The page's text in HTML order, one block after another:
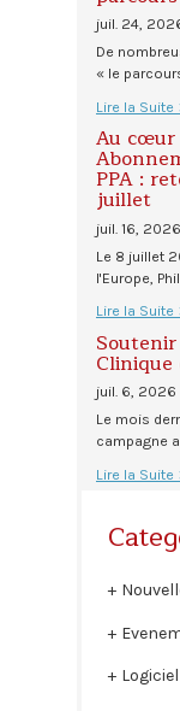
juil. 24,
De
« le
Lire la Suite
Au cœur
PPA :
juillet
juil. 16, 2026
Le 8 juillet
l'Europe,
Lire la Suite
Clinique
juil. 6, 2026
Le mois
campagne
Lire la Suite
Logiciel